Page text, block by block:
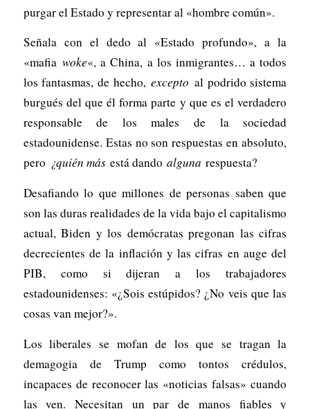
purgar el Estado y representar al «hombre común».
Señala con el dedo al «Estado profundo», a la
«mafia woke«, a China, a los inmigrantes… a todos
los fantasmas, de hecho,exceptoal podrido sistema
burgués del que él forma parte y que es el verdadero
responsable de los males de la sociedad
estadounidense. Estas no son respuestas en absoluto,
pero ¿quién más está dando alguna respuesta?
Desafiando lo que millones de personas saben que
son las duras realidades de la vida bajo el capitalismo
actual, Biden y los demócratas pregonan las cifras
decrecientes de la inflación y las cifras en auge del
PIB, como si dijeran a los trabajadores
estadounidenses: «¿Sois estúpidos? ¿No veis que las
cosas van mejor?».
Los liberales se mofan de los que se tragan la
demagogia de Trump como tontos crédulos,
incapaces de reconocer las «noticias falsas» cuando
las ven. Necesitan un par de manos fiables y